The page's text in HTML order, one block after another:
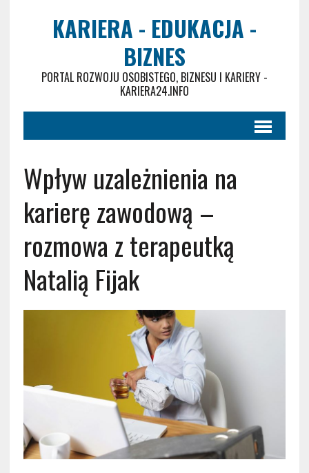
KARIERA - EDUKACJA -
BIZNES
PORTAL ROZWOJU OSOBISTEGO, BIZNESU I KARIERY -
KARIERA24.INFO
Wpływ uzależnienia na
karierę zawodową –
rozmowa z terapeutką
Natalią Fijak